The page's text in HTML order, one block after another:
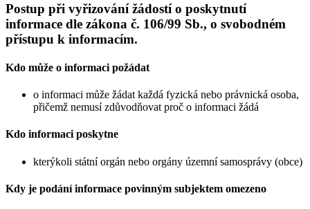
Postup při vyřizování žádostí o poskytnutí
informace dle zákona č. 106/99 Sb., o svobodném
přístupu k informacím.
Kdo může o informaci požádat
o informaci může žádat každá fyzická nebo právnická osoba,
přičemž nemusí zdůvodňovat proč o informaci žádá
Kdo informaci poskytne
kterýkoli státní orgán nebo orgány územní samosprávy (obce)
Kdy je podání informace povinným subjektem omezeno